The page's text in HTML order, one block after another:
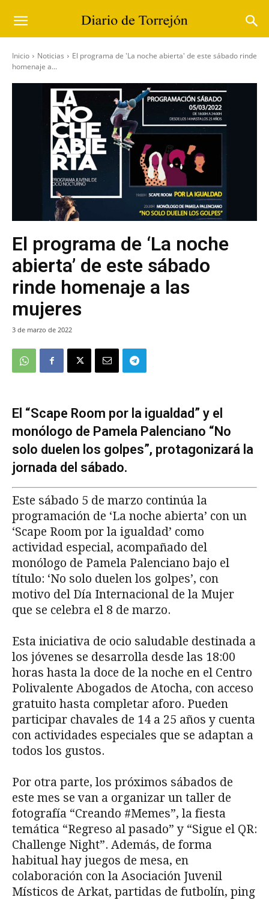
Inicio Noticias
El programa de 'La noche abierta' de este sábado rinde
homenaje a...
El programa de ‘La noche
abierta’ de este sábado
rinde homenaje a las
mujeres
3 de marzo de 2022
El “Scape Room por la igualdad” y el
monólogo de Pamela Palenciano “No
solo duelen los golpes”, protagonizará la
jornada del sábado.
Este sábado 5 de marzo continúa la
programación de ‘La noche abierta’ con un
‘Scape Room por la igualdad’ como
actividad especial, acompañado del
monólogo de Pamela Palenciano bajo el
título: ‘No solo duelen los golpes’, con
motivo del Día Internacional de la Mujer
que se celebra el 8 de marzo.
Esta iniciativa de ocio saludable destinada a
los jóvenes se desarrolla desde las 18:00
horas hasta la doce de la noche en el Centro
Polivalente Abogados de Atocha, con acceso
gratuito hasta completar aforo. Pueden
participar chavales de 14 a 25 años y cuenta
con actividades especiales que se adaptan a
todos los gustos.
Por otra parte, los próximos sábados de
este mes se van a organizar un taller de
fotografía “Creando #Memes”, la fiesta
temática “Regreso al pasado” y “Sigue el QR:
Challenge Night”. Además, de forma
habitual hay juegos de mesa, en
colaboración con la Asociación Juvenil
Místicos de Arkat, partidas de futbolín, ping